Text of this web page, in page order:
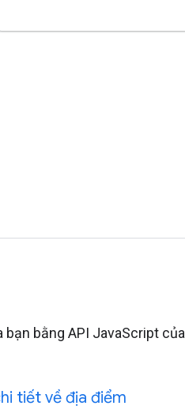
bằng API JavaScript của
tiết về địa điểm